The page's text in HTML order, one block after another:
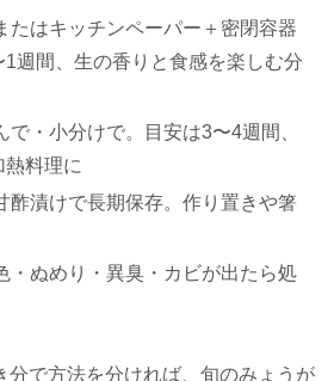
たはキッチンペーパー＋密閉容器
週間、生の香りと食感を楽しむ分
で・小分けで。目安は3〜4週間、
料理に
酢漬けで長期保存。作り置きや箸
・ぬめり・異臭・カビが出たら処
分で方法を分ければ、旬のみょうが